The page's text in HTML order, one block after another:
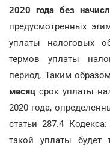
2020 года без
предусмотренных
уплаты налоговых
термов уплаты
период. Таким
месяц срок уплаты
2020 года,
статьи 287.4
такой уплаты